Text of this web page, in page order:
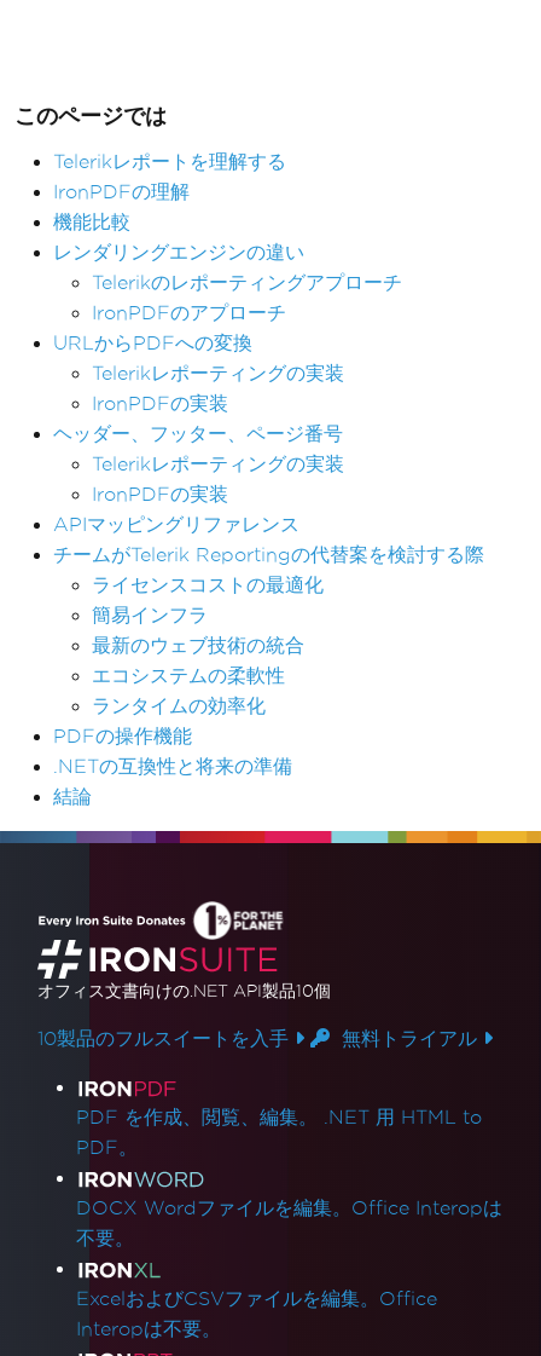
このページでは
Telerikレポートを理解する
IronPDFの理解
機能比較
レンダリングエンジンの違い
Telerikのレポーティングアプローチ
IronPDFのアプローチ
URLからPDFへの変換
Telerikレポーティングの実装
IronPDFの実装
ヘッダー、フッター、ページ番号
Telerikレポーティングの実装
IronPDFの実装
APIマッピングリファレンス
チームがTelerik Reportingの代替案を検討する際
ライセンスコストの最適化
簡易インフラ
最新のウェブ技術の統合
エコシステムの柔軟性
ランタイムの効率化
PDFの操作機能
.NETの互換性と将来の準備
結論
オフィス文書向けの.NET API製品10個
10製品のフルスイートを入手 無料トライアル
製品リンク
PDF を作成、閲覧、編集。 .NET 用 HTML to
PDF。
DOCX Wordファイルを編集。Office Interopは
不要。
ExcelおよびCSVファイルを編集。Office
Interopは不要。